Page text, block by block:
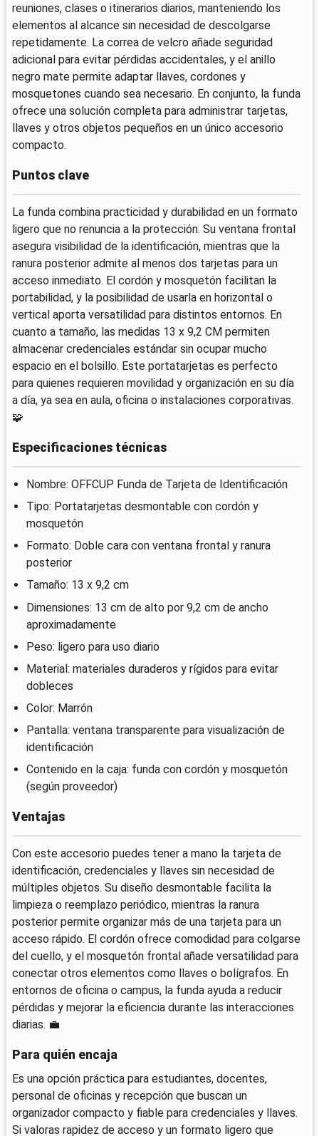
reuniones, clases o itinerarios diarios, manteniendo los
elementos al alcance sin necesidad de descolgarse
repetidamente. La correa de velcro añade seguridad
adicional para evitar pérdidas accidentales, y el anillo
negro mate permite adaptar llaves, cordones y
mosquetones cuando sea necesario. En conjunto, la funda
ofrece una solución completa para administrar tarjetas,
llaves y otros objetos pequeños en un único accesorio
compacto.
Puntos clave
La funda combina practicidad y durabilidad en un formato
ligero que no renuncia a la protección. Su ventana frontal
asegura visibilidad de la identificación, mientras que la
ranura posterior admite al menos dos tarjetas para un
acceso inmediato. El cordón y mosquetón facilitan la
portabilidad, y la posibilidad de usarla en horizontal o
vertical aporta versatilidad para distintos entornos. En
cuanto a tamaño, las medidas 13 x 9,2 CM permiten
almacenar credenciales estándar sin ocupar mucho
espacio en el bolsillo. Este portatarjetas es perfecto
para quienes requieren movilidad y organización en su día
a día, ya sea en aula, oficina o instalaciones corporativas.
🧩
Especificaciones técnicas
Nombre: OFFCUP Funda de Tarjeta de Identificación
Tipo: Portatarjetas desmontable con cordón y
mosquetón
Formato: Doble cara con ventana frontal y ranura
posterior
Tamaño: 13 x 9,2 cm
Dimensiones: 13 cm de alto por 9,2 cm de ancho
aproximadamente
Peso: ligero para uso diario
Material: materiales duraderos y rígidos para evitar
dobleces
Color: Marrón
Pantalla: ventana transparente para visualización de
identificación
Contenido en la caja: funda con cordón y mosquetón
(según proveedor)
Ventajas
Con este accesorio puedes tener a mano la tarjeta de
identificación, credenciales y llaves sin necesidad de
múltiples objetos. Su diseño desmontable facilita la
limpieza o reemplazo periódico, mientras la ranura
posterior permite organizar más de una tarjeta para un
acceso rápido. El cordón ofrece comodidad para colgarse
del cuello, y el mosquetón frontal añade versatilidad para
conectar otros elementos como llaves o bolígrafos. En
entornos de oficina o campus, la funda ayuda a reducir
pérdidas y mejorar la eficiencia durante las interacciones
diarias. 💼
Para quién encaja
Es una opción práctica para estudiantes, docentes,
personal de oficinas y recepción que buscan un
organizador compacto y fiable para credenciales y llaves.
Si valoras rapidez de acceso y un formato ligero que